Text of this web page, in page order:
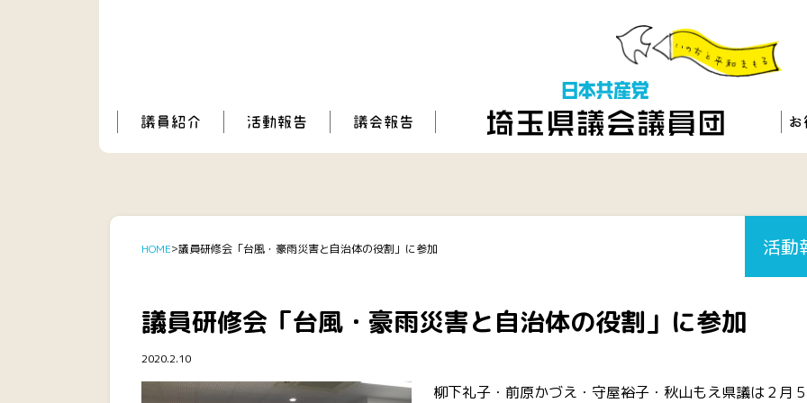
HOME 議員研修会「台風・豪雨災害と自治体の役割」に参加
議員研修会「台風・豪雨災害と自治体の役割」に参加
2020.2.10
活動
柳下礼子・前原かづえ・守屋裕子・秋山もえ県議は２月５